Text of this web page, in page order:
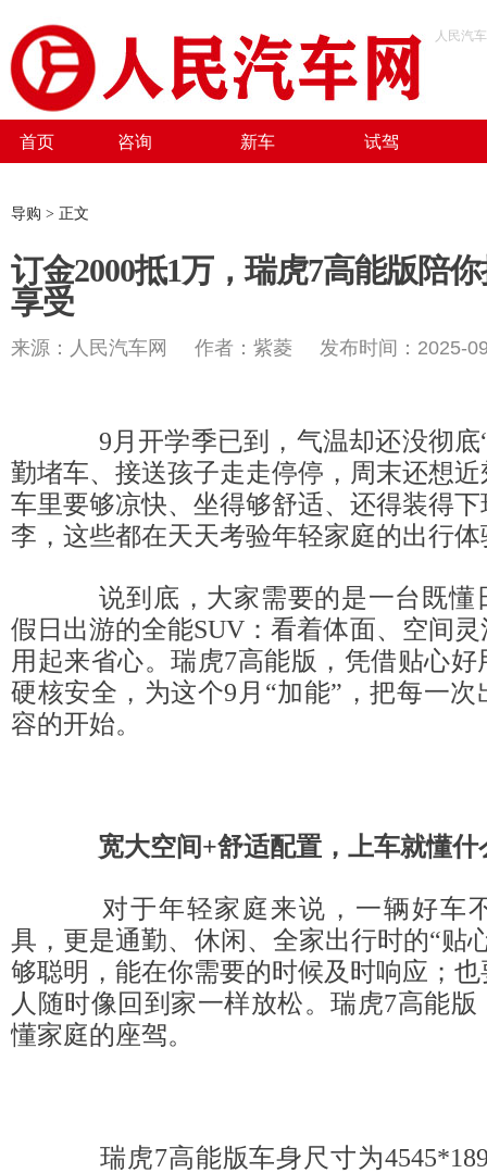
人民汽
首页 咨询 新车 试驾
导购 > 正文
订金2000抵1万，瑞虎7高能版陪
享受
来源：人民汽车网 作者：紫菱 发布时间：2025-
9月开学季已到，气温却还没彻底
勤堵车、接送孩子走走停停，周末还想
车里要够凉快、坐得够舒适、还得装得
李，这些都在天天考验年轻家庭的出行体
说到底，大家需要的是一台既懂
假日出游的全能SUV：看着体面、空间
用起来省心。瑞虎7高能版，凭借贴心
硬核安全，为这个9月“加能”，把每一
容的开始。
宽大空间+舒适配置， 上车就懂什
对于年轻家庭来说，一辆好车
具，更是通勤、休闲、全家出行时的“贴
够聪明，能在你需要的时候及时响应；
人随时像回到家一样放松。瑞虎7高能
懂家庭的座驾。
瑞虎7高能版车身尺寸为